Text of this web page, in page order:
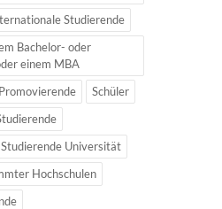
Studierende
Bachelor- oder
einem MBA
Promovierende
Schüler
Studierende Universität
Hochschulen